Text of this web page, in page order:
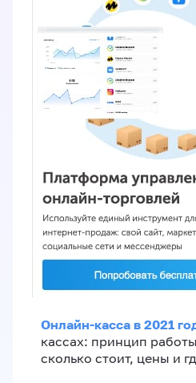
Онлайн-касса в 2021
кассах: принцип
сколько стоит, цены и